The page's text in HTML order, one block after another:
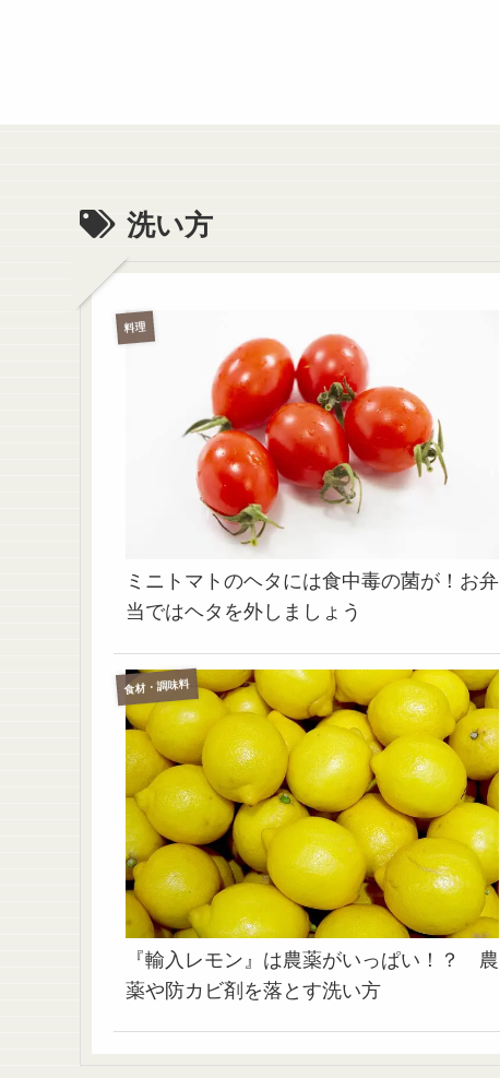
洗い方
料理
ミニトマトのヘタには食中毒の菌が！お弁
当ではヘタを外しましょう
食材・調味料
『輸入レモン』は農薬がいっぱい！？ 農
薬や防カビ剤を落とす洗い方